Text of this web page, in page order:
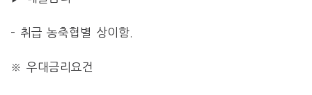
– 취급 농축협별 상이함.
※ 우대금리요건